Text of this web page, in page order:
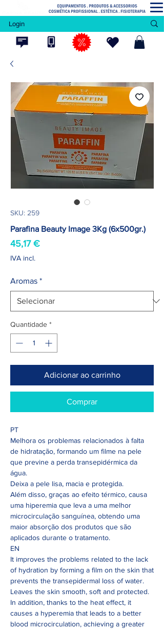
Login
SKU: 259
Parafina Beauty Image 3Kg (6x500gr.)
45,17 €Preço
IVA incl.
Aromas *
Quantidade *
Adicionar ao carrinho
Comprar
PT
Melhora os problemas relacionados à falta
de hidratação, formando um filme na pele
que previne a perda transepidérmica da
água.
Deixa a pele lisa, macia e protegida.
Além disso, graças ao efeito térmico, causa
uma hiperemia que leva a uma melhor
microcirculação sanguínea, obtendo uma
maior absorção dos produtos que são
aplicados durante o tratamento.
EN
It improves the problems related to the lack
of hydration by forming a film on the skin that
prevents the transepidermal loss of water.
Leaves the skin smooth, soft and protected.
In addition, thanks to the heat effect, it
causes a hyperemia that leads to a better
blood microcirculation, achieving a greater